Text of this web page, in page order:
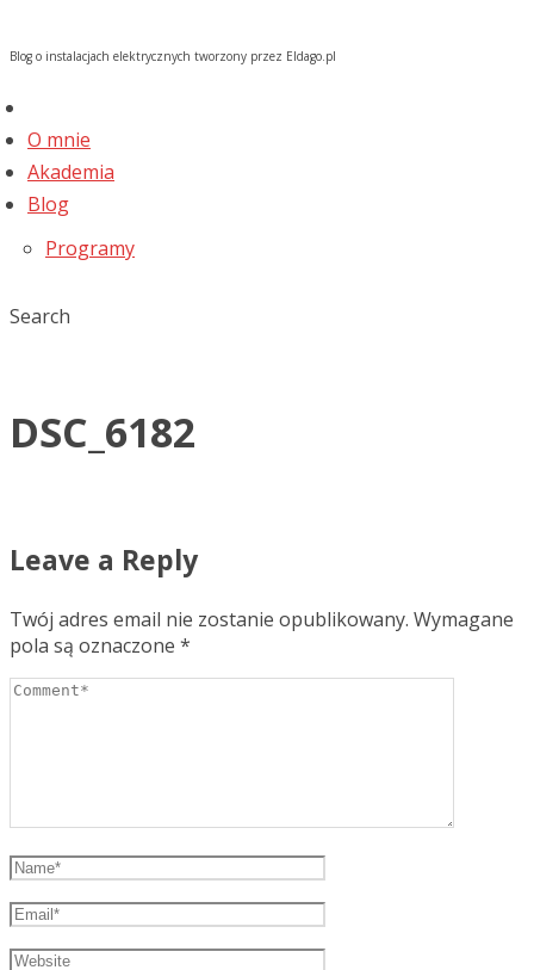
Blog o instalacjach elektrycznych tworzony przez Eldago.pl
O mnie
Akademia
Blog
Programy
Search
DSC_6182
Leave a Reply
Twój adres email nie zostanie opublikowany. Wymagane
pola są oznaczone *